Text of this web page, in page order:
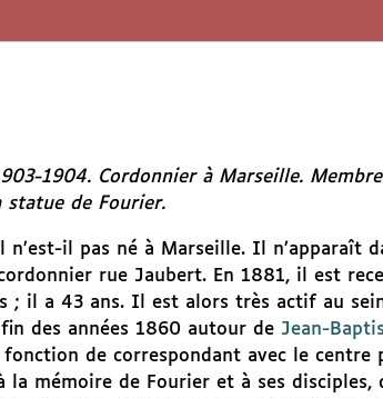
1904. Cordonnier à Marseille.
statue de Fourier.
n’est-il pas né à Marseille. Il n’apparaît
rue Jaubert. En 1881, il est
; il a 43 ans. Il est alors très actif au
des années 1860 autour de Jean-
de correspondant avec le centre
la mémoire de Fourier et à ses